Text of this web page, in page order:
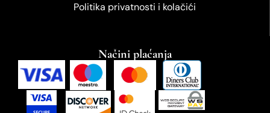
Politika privatnosti i kolačići
Načini plaćanja